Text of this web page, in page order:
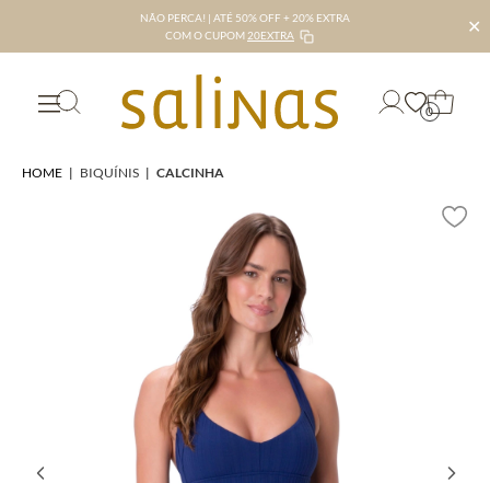
NÃO PERCA! | ATÉ 50% OFF + 20% EXTRA
COM O CUPOM 20EXTRA ✕
0
HOME | BIQUÍNIS | CALCINHA